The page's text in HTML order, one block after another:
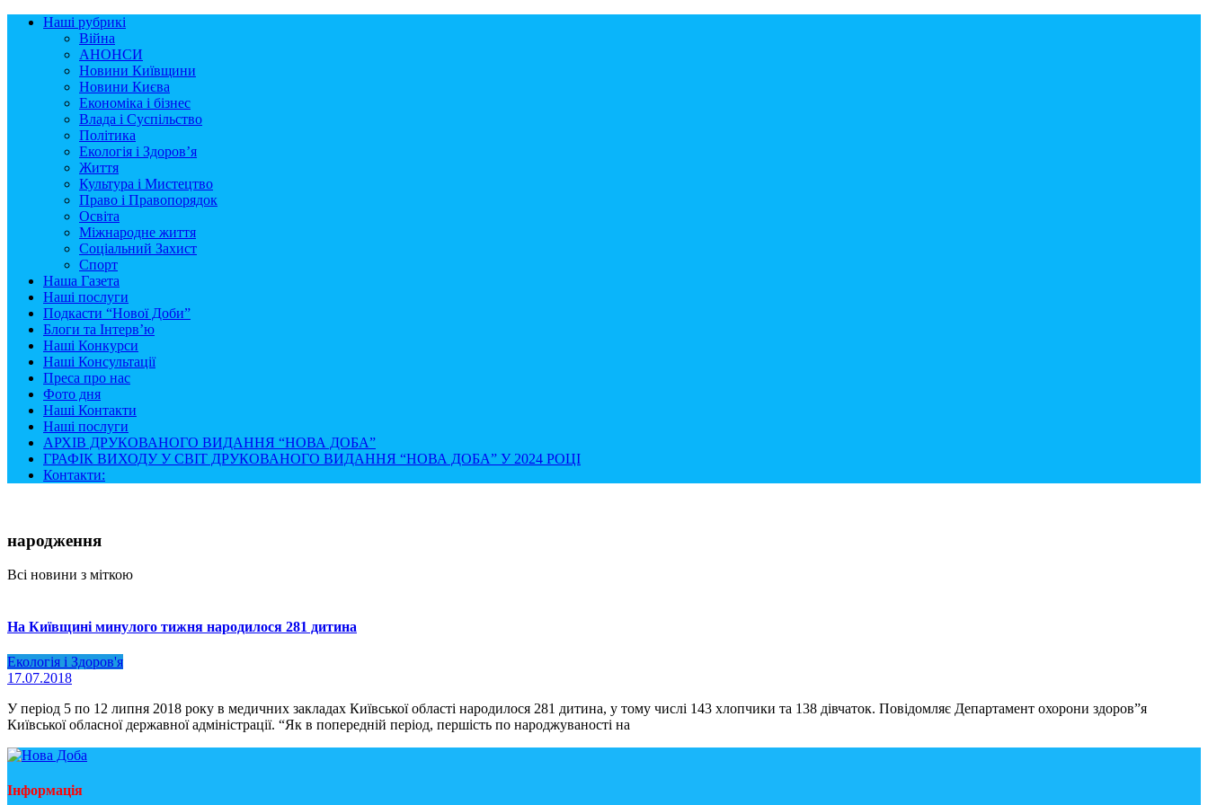
Наші рубрикі
Війна
АНОНСИ
Новини Київщини
Новини Києва
Економіка і бізнес
Влада і Суспільство
Політика
Екологія і Здоров’я
Життя
Культура і Мистецтво
Право і Правопорядок
Освіта
Міжнародне життя
Соціальний Захист
Спорт
Наша Газета
Наші послуги
Подкасти “Нової Доби”
Блоги та Інтерв’ю
Наші Конкурси
Наші Консультації
Преса про нас
Фото дня
Наші Контакти
Наші послуги
АРХІВ ДРУКОВАНОГО ВИДАННЯ “НОВА ДОБА”
ГРАФІК ВИХОДУ У СВІТ ДРУКОВАНОГО ВИДАННЯ “НОВА ДОБА” У 2024 РОЦІ
Контакти:
народження
Всі новини з міткою
На Київщині минулого тижня народилося 281 дитина
Екологія і Здоров'я
17.07.2018
У період 5 по 12 липня 2018 року в медичних закладах Київської області народилося 281 дитина, у тому числі 143 хлопчики та 138 дівчаток. Повідомляє Департамент охорони здоров”я
Київської обласної державної адміністрації. “Як в попередній період, першість по народжуваності на
Інформація